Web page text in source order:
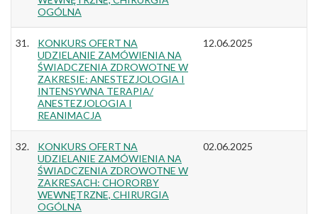
OGÓLNA
31.
KONKURS OFERT NA
UDZIELANIE ZAMÓWIENIA NA
ŚWIADCZENIA ZDROWOTNE W
ZAKRESIE: ANESTEZJOLOGIA I
INTENSYWNA TERAPIA/
ANESTEZJOLOGIA I
REANIMACJA
12.06.2025
32.
KONKURS OFERT NA
UDZIELANIE ZAMÓWIENIA NA
ŚWIADCZENIA ZDROWOTNE W
ZAKRESACH: CHORORBY
WEWNĘTRZNE, CHIRURGIA
OGÓLNA
02.06.2025